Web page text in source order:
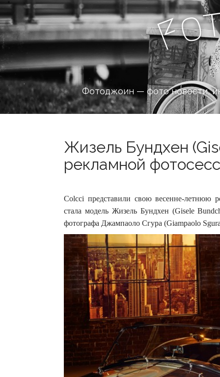
Fo
Фотоджоин — фото новости,
Жизель Бундхен
рекламной
Colcci представили свою весенне-летнюю
стала модель Жизель Бундхен (Gisele
фотографа Джампаоло Сгура (Giampaolo